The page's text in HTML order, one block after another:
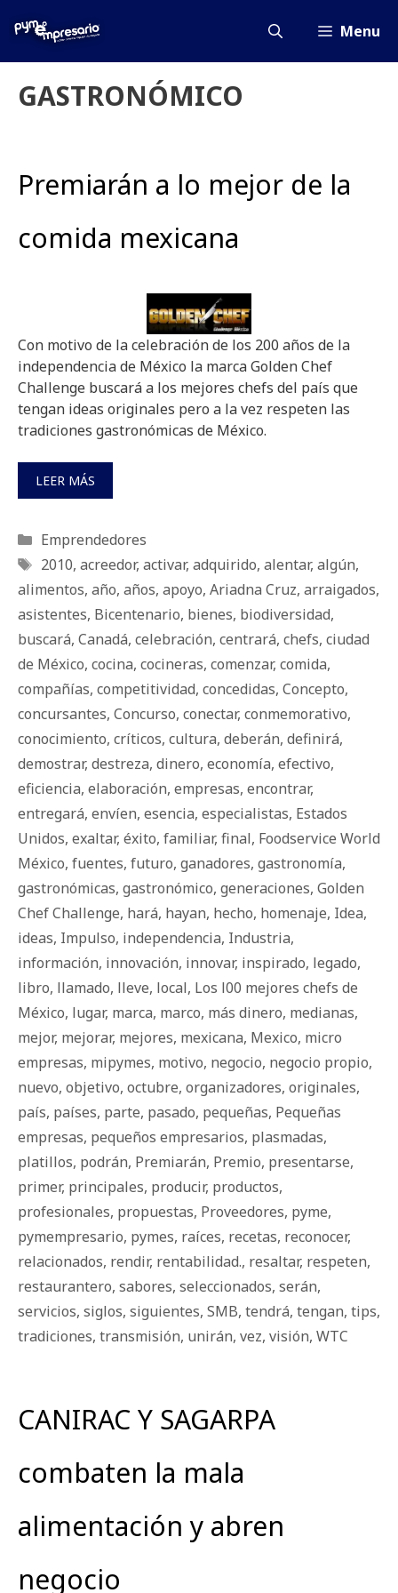
Menu
GASTRONÓMICO
Premiarán a lo mejor de la
comida mexicana
Con motivo de la celebración de los 200 años de la
independencia de México la marca Golden Chef
Challenge buscará a los mejores chefs del país que
tengan ideas originales pero a la vez respeten las
tradiciones gastronómicas de México.
LEER MÁS
Categorías
Emprendedores
Etiquetas
2010, acreedor, activar, adquirido, alentar, algún,
alimentos, año, años, apoyo, Ariadna Cruz, arraigados,
asistentes, Bicentenario, bienes, biodiversidad,
buscará, Canadá, celebración, centrará, chefs, ciudad
de México, cocina, cocineras, comenzar, comida,
compañías, competitividad, concedidas, Concepto,
concursantes, Concurso, conectar, conmemorativo,
conocimiento, críticos, cultura, deberán, definirá,
demostrar, destreza, dinero, economía, efectivo,
eficiencia, elaboración, empresas, encontrar,
entregará, envíen, esencia, especialistas, Estados
Unidos, exaltar, éxito, familiar, final, Foodservice World
México, fuentes, futuro, ganadores, gastronomía,
gastronómicas, gastronómico, generaciones, Golden
Chef Challenge, hará, hayan, hecho, homenaje, Idea,
ideas, Impulso, independencia, Industria,
información, innovación, innovar, inspirado, legado,
libro, llamado, lleve, local, Los l00 mejores chefs de
México, lugar, marca, marco, más dinero, medianas,
mejor, mejorar, mejores, mexicana, Mexico, micro
empresas, mipymes, motivo, negocio, negocio propio,
nuevo, objetivo, octubre, organizadores, originales,
país, países, parte, pasado, pequeñas, Pequeñas
empresas, pequeños empresarios, plasmadas,
platillos, podrán, Premiarán, Premio, presentarse,
primer, principales, producir, productos,
profesionales, propuestas, Proveedores, pyme,
pymempresario, pymes, raíces, recetas, reconocer,
relacionados, rendir, rentabilidad., resaltar, respeten,
restaurantero, sabores, seleccionados, serán,
servicios, siglos, siguientes, SMB, tendrá, tengan, tips,
tradiciones, transmisión, unirán, vez, visión, WTC
CANIRAC Y SAGARPA
combaten la mala
alimentación y abren
negocio